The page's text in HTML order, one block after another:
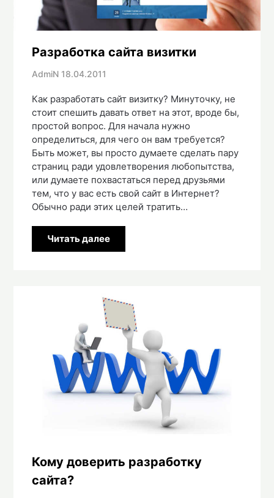
Разработка сайта визитки
AdmiN 18.04.2011
Как разработать сайт визитку? Минуточку, не
стоит спешить давать ответ на этот, вроде бы,
простой вопрос. Для начала нужно
определиться, для чего он вам требуется?
Быть может, вы просто думаете сделать пару
страниц ради удовлетворения любопытства,
или думаете похвастаться перед друзьями
тем, что у вас есть свой сайт в Интернет?
Обычно ради этих целей тратить…
Читать далее
Кому доверить разработку
сайта?